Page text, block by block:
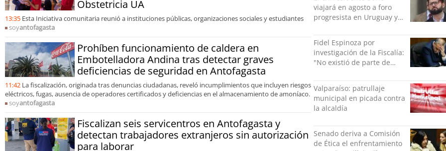
Obstetricia UA
13:35 Esta Iniciativa comunitaria reunió a instituciones públicas, organizaciones sociales y estudiantes
soyantofagasta
Prohíben funcionamiento de caldera en
Embotelladora Andina tras detectar graves
deficiencias de seguridad en Antofagasta
11:42 La fiscalización, originada tras denuncias ciudadanas, reveló incumplimientos que incluyen riesgos
eléctricos, fugas, ausencia de operadores certificados y deficiencias en el almacenamiento de amoníaco.
soyantofagasta
Fiscalizan seis servicentros en Antofagasta y
detectan trabajadores extranjeros sin autorización
para laborar
viajará en agosto a foro
progresista en Uruguay y
Fidel Espinoza por
investigación de la Fiscalía:
"No existió de parte de
violencia física ni verbal"
Valparaíso: patrullaje
municipal en picada contra
la alcaldía
Senado deriva a Comisión
de Ética el enfrentamiento